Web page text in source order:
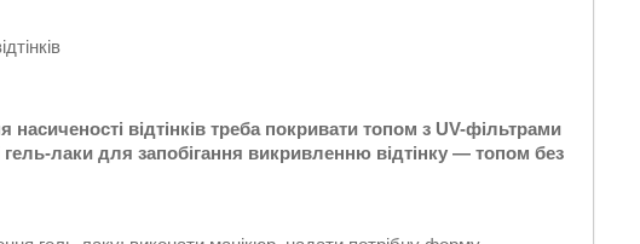
насиченості відтінків треба покривати топом з UV-фільтрами
гель-лаки для запобігання викривленню відтінку — топом без